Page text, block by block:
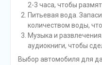
2-3 часа, чтобы
Питьевая вода.
количеством воды,
Музыка и
аудиокниги, чтобы
Выбор автомобиля для